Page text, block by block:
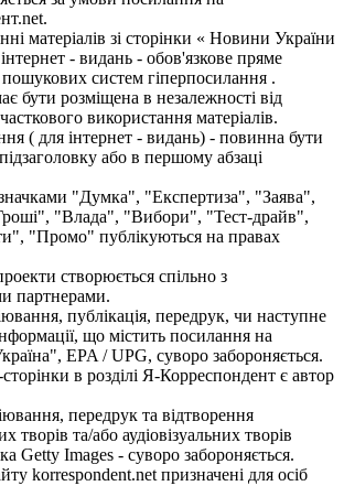
матеріалів зі сторінки « Новини України
інтернет - видань - обов'язкове пряме
пошукових систем гіперпосилання .
бути розміщена в незалежності від
використання матеріалів.
( для інтернет - видань) - повинна бути
або в першому абзаці
"Думка", "Експертиза", "Заява",
"Влада", "Вибори", "Тест-драйв",
"Промо" публікуються на правах
створюється спільно з
партнерами.
публікація, передрук, чи наступне
що містить посилання на
EPA / UPG, суворо забороняється.
в розділі Я-Корреспондент є автор
передрук та відтворення
творів та/або аудіовізуальних творів
Getty Images - суворо забороняється.
korrespondent.net призначені для осіб